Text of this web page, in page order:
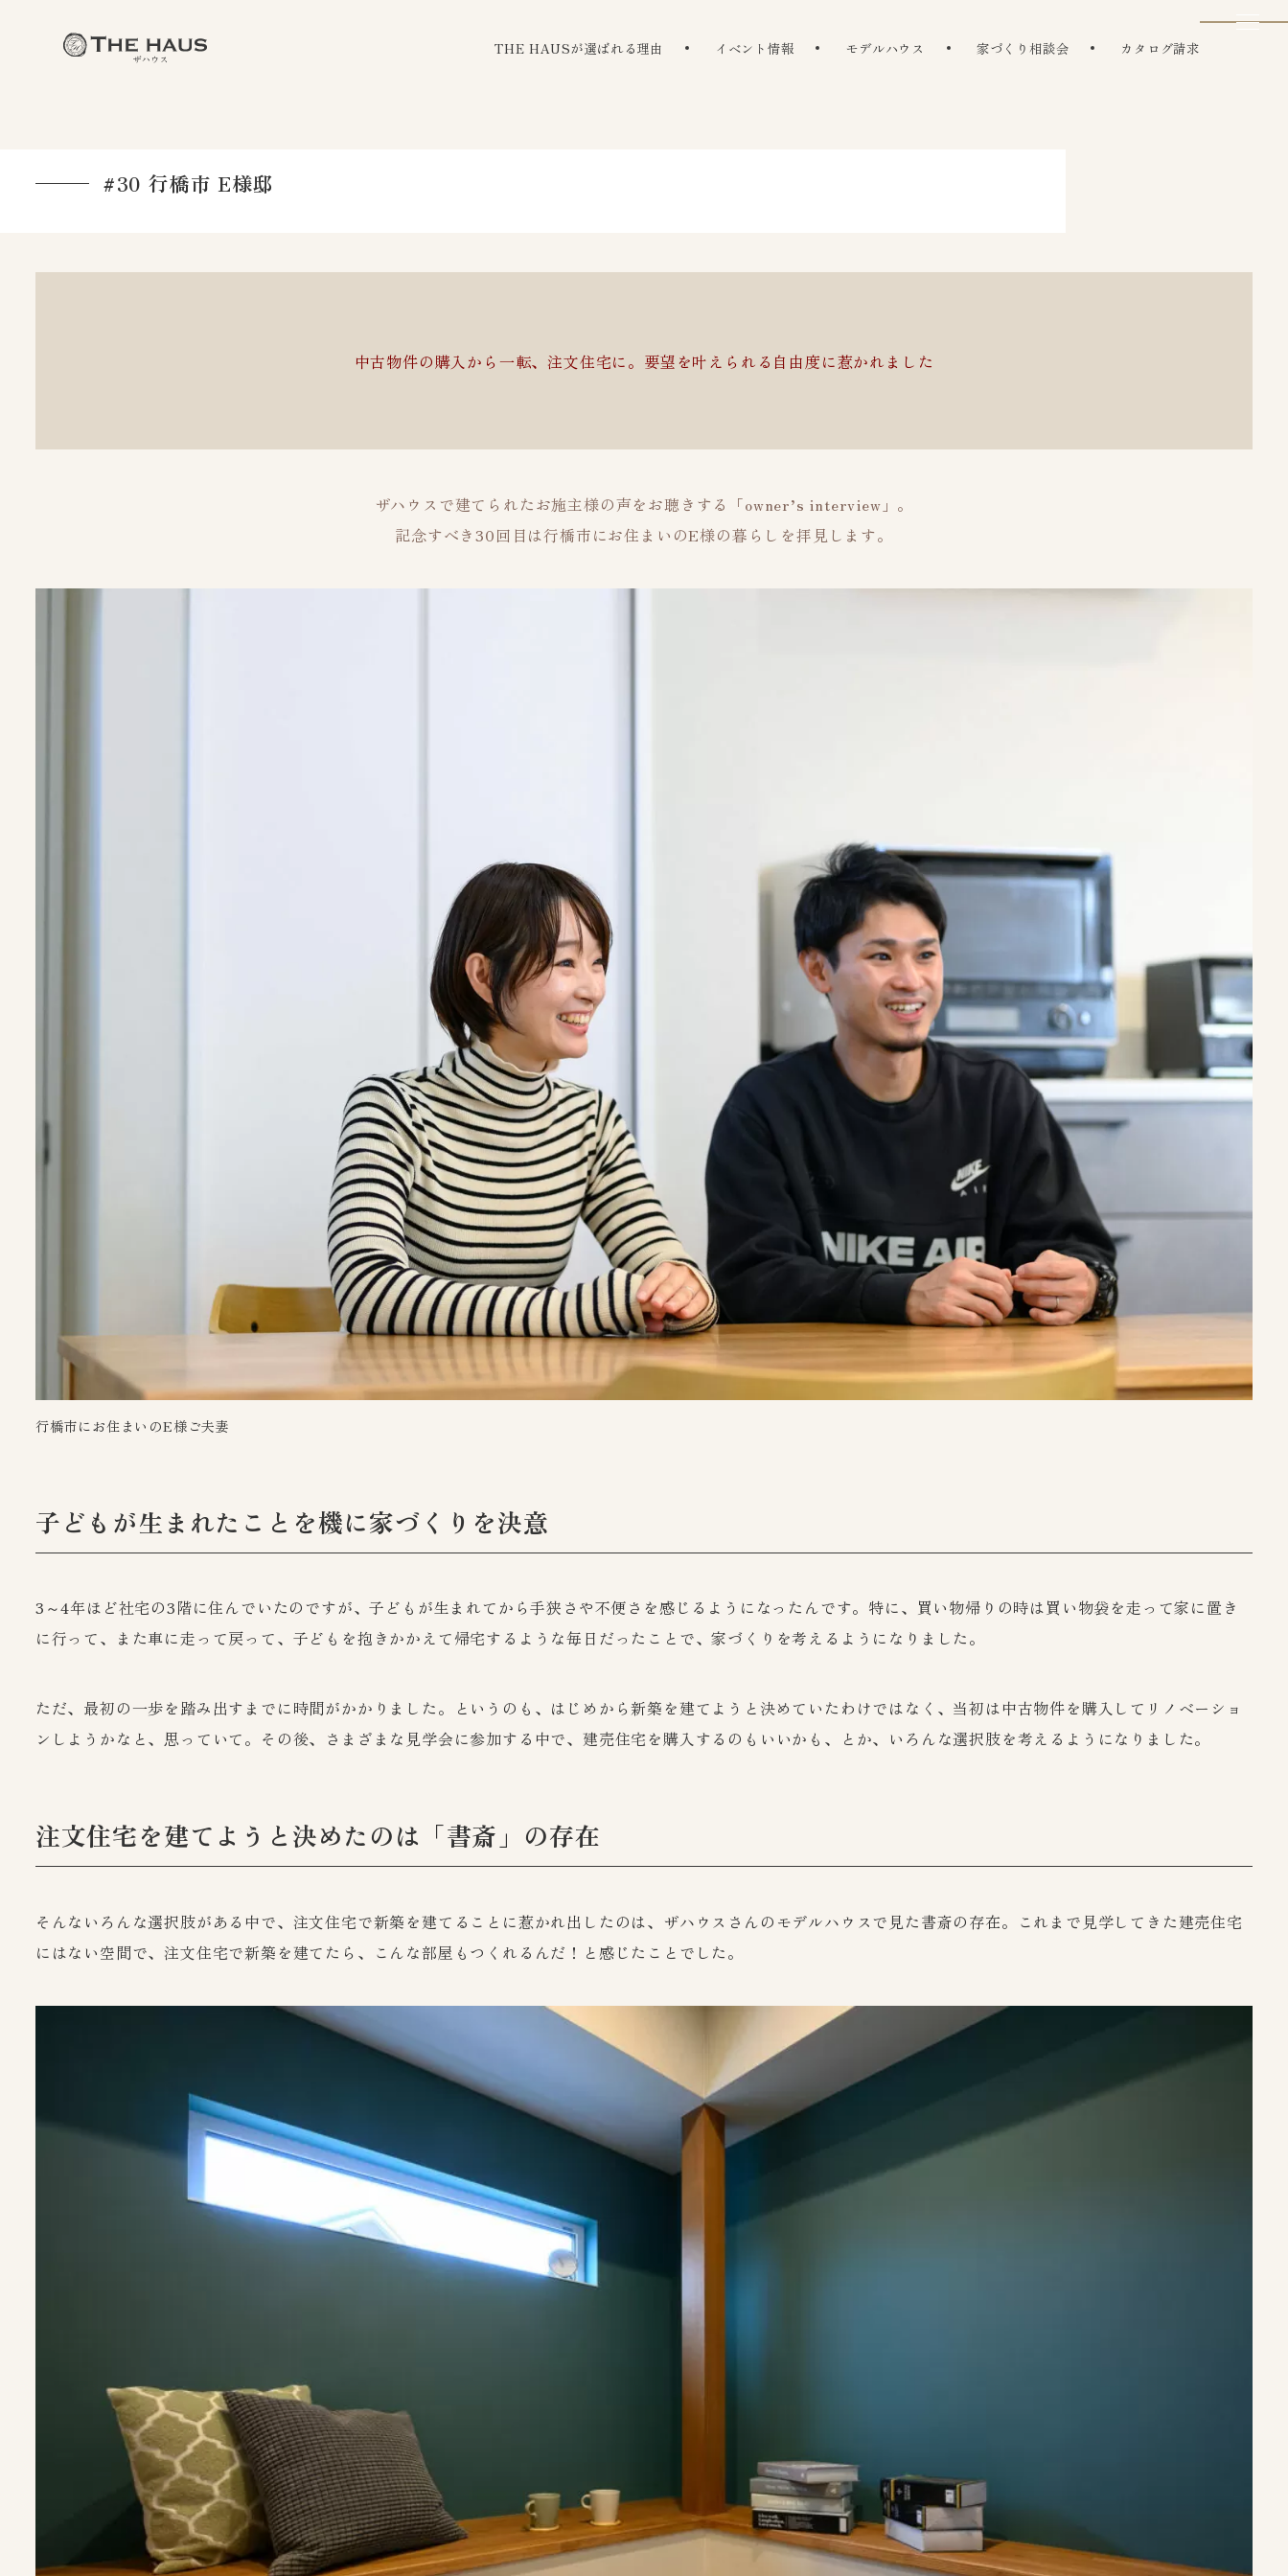
The HausTHE HAUSが選ばれる理由 イベント情報 モデルハウス 家づくり相談会 カタログ請求
#30 行橋市 E様邸
中古物件の購入から一転、注文住宅に。要望を叶えられる自由度に惹かれました
ザハウスで建てられたお施主様の声をお聴きする「owner’s interview」。
記念すべき30回目は行橋市にお住まいのE様の暮らしを拝見します。
行橋市にお住まいのE様ご夫妻
子どもが生まれたことを機に家づくりを決意
3～4年ほど社宅の3階に住んでいたのですが、子どもが生まれてから手狭さや不便さを感じるようになったんです。特に、買い物帰りの時は買い物袋を走って家に置き
に行って、また車に走って戻って、子どもを抱きかかえて帰宅するような毎日だったことで、家づくりを考えるようになりました。
ただ、最初の一歩を踏み出すまでに時間がかかりました。というのも、はじめから新築を建てようと決めていたわけではなく、当初は中古物件を購入してリノベーショ
ンしようかなと、思っていて。その後、さまざまな見学会に参加する中で、建売住宅を購入するのもいいかも、とか、いろんな選択肢を考えるようになりました。
注文住宅を建てようと決めたのは 「書斎」の存在
そんないろんな選択肢がある中で、注文住宅で新築を建てることに惹かれ出したのは、ザハウスさんのモデルハウスで見た書斎の存在。これまで見学してきた建売住宅
にはない空間で、注文住宅で新築を建てたら、こんな部屋もつくれるんだ！と感じたことでした。